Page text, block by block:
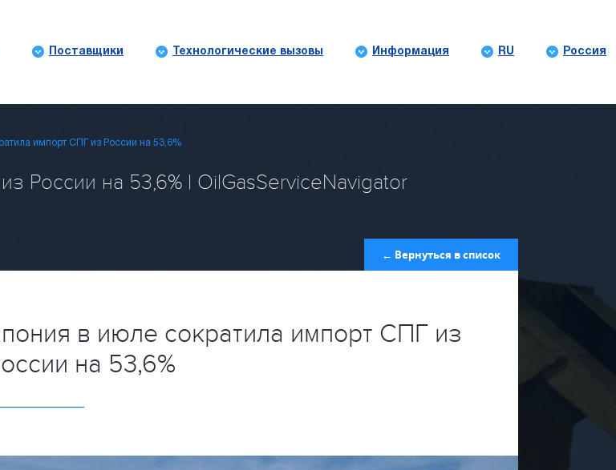
Поставщики Технологические вызовы Информация RU Россия
импорт СПГ из России на 53,6%
России на 53,6% | OilGasServiceNavigator
← Вернуться в список
в июле сократила импорт СПГ из
на 53,6%